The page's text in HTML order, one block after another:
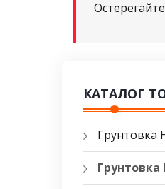
КАТАЛОГ